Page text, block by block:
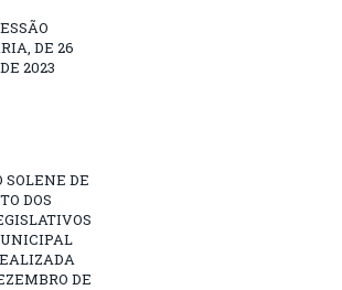
DE 26
2023
SOLENE DE
DOS
DE